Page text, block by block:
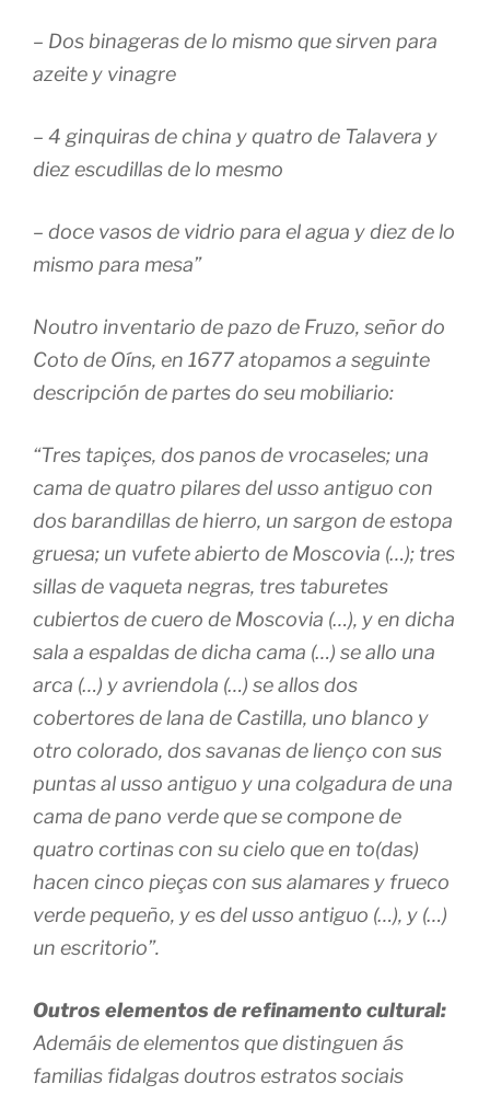
– Dos binageras de lo mismo que sirven para
azeite y vinagre
– 4 ginquiras de china y quatro de Talavera y
diez escudillas de lo mesmo
– doce vasos de vidrio para el agua y diez de lo
mismo para mesa”
Noutro inventario de pazo de Fruzo, señor do
Coto de Oíns, en 1677 atopamos a seguinte
descripción de partes do seu mobiliario:
“Tres tapiçes, dos panos de vrocaseles; una
cama de quatro pilares del usso antiguo con
dos barandillas de hierro, un sargon de estopa
gruesa; un vufete abierto de Moscovia (…); tres
sillas de vaqueta negras, tres taburetes
cubiertos de cuero de Moscovia (…), y en dicha
sala a espaldas de dicha cama (…) se allo una
arca (…) y avriendola (…) se allos dos
cobertores de lana de Castilla, uno blanco y
otro colorado, dos savanas de lienço con sus
puntas al usso antiguo y una colgadura de una
cama de pano verde que se compone de
quatro cortinas con su cielo que en to(das)
hacen cinco pieças con sus alamares y frueco
verde pequeño, y es del usso antiguo (…), y (…)
un escritorio”.
Outros elementos de refinamento cultural:
Ademáis de elementos que distinguen ás
familias fidalgas doutros estratos sociais